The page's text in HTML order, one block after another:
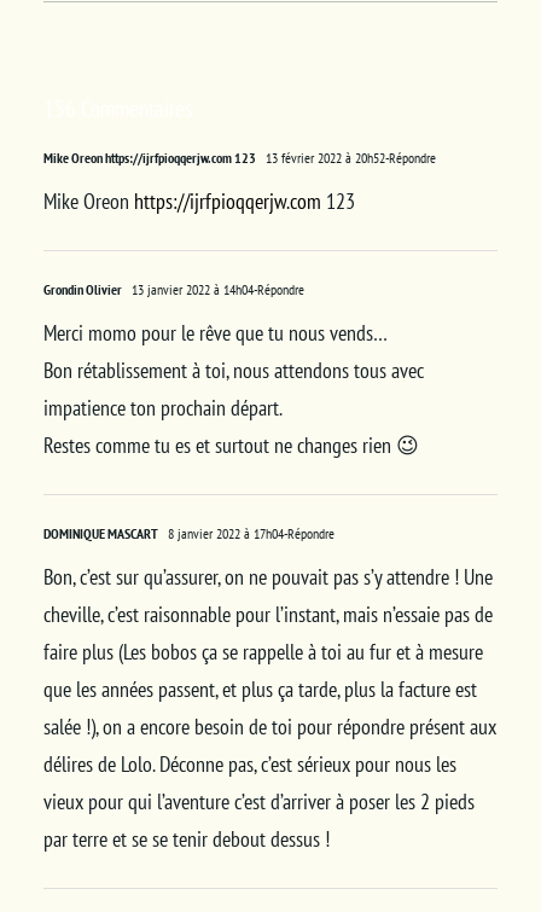
Mike Oreon https://ijrfpioqqerjw.com 123 13 février 2022 à 20h52-Répondre
Mike Oreon https://ijrfpioqqerjw.com 123
Grondin Olivier 13 janvier 2022 à 14h04-Répondre
Merci momo pour le rêve que tu nous vends…
Bon rétablissement à toi, nous attendons tous avec
impatience ton prochain départ.
Restes comme tu es et surtout ne changes rien 😉
DOMINIQUE MASCART 8 janvier 2022 à 17h04-Répondre
Bon, c’est sur qu’assurer, on ne pouvait pas s’y attendre ! Une
cheville, c’est raisonnable pour l’instant, mais n’essaie pas de
faire plus (Les bobos ça se rappelle à toi au fur et à mesure
que les années passent, et plus ça tarde, plus la facture est
salée !), on a encore besoin de toi pour répondre présent aux
délires de Lolo. Déconne pas, c’est sérieux pour nous les
vieux pour qui l’aventure c’est d’arriver à poser les 2 pieds
par terre et se se tenir debout dessus !